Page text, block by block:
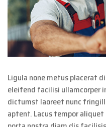
Ligula none metus placerat
eleifend facilisi ullamcorper
dictumst laoreet nunc
aptent. Lacus tempor